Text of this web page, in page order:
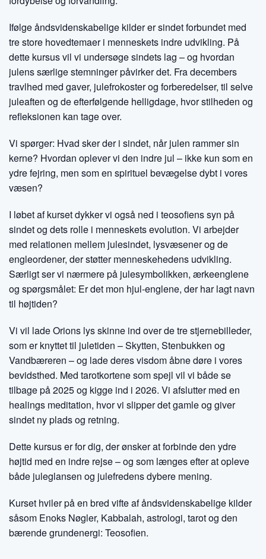
Ifølge åndsvidenskabelige kilder er sindet forbundet med
tre store hovedtemaer i menneskets indre udvikling. På
dette kursus vil vi undersøge sindets lag – og hvordan
julens særlige stemninger påvirker det. Fra decembers
travlhed med gaver, julefrokoster og forberedelser, til selve
juleaften og de efterfølgende helligdage, hvor stilheden og
refleksionen kan tage over.
Vi spørger: Hvad sker der i sindet, når julen rammer sin
kerne? Hvordan oplever vi den indre jul – ikke kun som en
ydre fejring, men som en spirituel bevægelse dybt i vores
væsen?
I løbet af kurset dykker vi også ned i teosofiens syn på
sindet og dets rolle i menneskets evolution. Vi arbejder
med relationen mellem julesindet, lysvæsener og de
engleordener, der støtter menneskehedens udvikling.
Særligt ser vi nærmere på julesymbolikken, ærkeenglene
og spørgsmålet: Er det mon hjul-englene, der har lagt navn
til højtiden?
Vi vil lade Orions lys skinne ind over de tre stjernebilleder,
som er knyttet til juletiden – Skytten, Stenbukken og
Vandbæreren – og lade deres visdom åbne døre i vores
bevidsthed. Med tarotkortene som spejl vil vi både se
tilbage på 2025 og kigge ind i 2026. Vi afslutter med en
healings meditation, hvor vi slipper det gamle og giver
sindet ny plads og retning.
Dette kursus er for dig, der ønsker at forbinde den ydre
højtid med en indre rejse – og som længes efter at opleve
både juleglansen og julefredens dybere mening.
Kurset hviler på en bred vifte af åndsvidenskabelige kilder
såsom Enoks Nøgler, Kabbalah, astrologi, tarot og den
bærende grundenergi: Teosofien.